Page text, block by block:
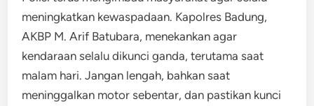
meningkatkan kewaspadaan. Kapolres Badung,
AKBP M. Arif Batubara, menekankan agar
kendaraan selalu dikunci ganda, terutama saat
malam hari. Jangan lengah, bahkan saat
meninggalkan motor sebentar, dan pastikan kunci